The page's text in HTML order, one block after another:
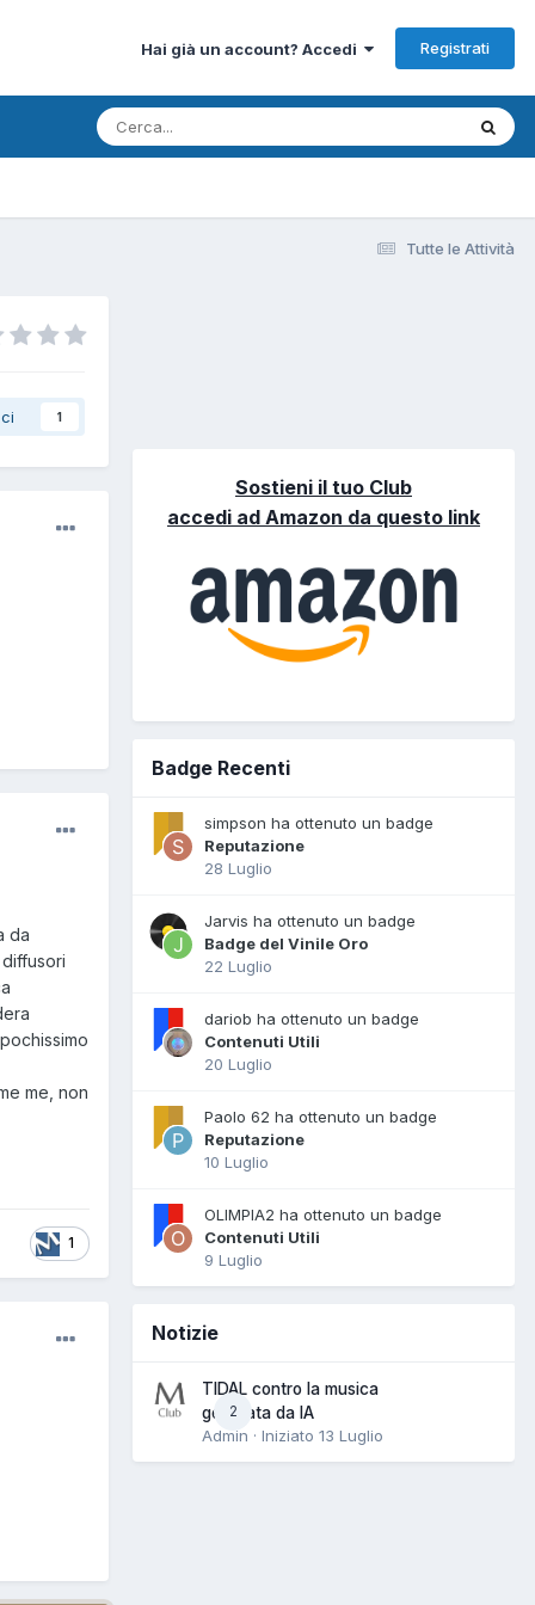
Hai già un account? Accedi Registrati
Tutte le Attività
1
da
me, non
1
Sostieni il tuo Club
accedi ad Amazon da questo link
Badge Recenti
simpson ha ottenuto un badge
Reputazione
28 Luglio
Jarvis ha ottenuto un badge
Badge del Vinile Oro
22 Luglio
dariob ha ottenuto un badge
Contenuti Utili
20 Luglio
Paolo 62 ha ottenuto un badge
Reputazione
10 Luglio
OLIMPIA2 ha ottenuto un badge
Contenuti Utili
9 Luglio
Notizie
2
TIDAL contro la musica
generata da IA
Admin · Iniziato 13 Luglio